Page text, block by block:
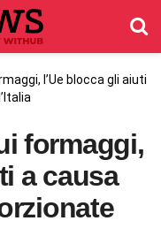
l’Ue blocca gli aiuti
formaggi,
a causa